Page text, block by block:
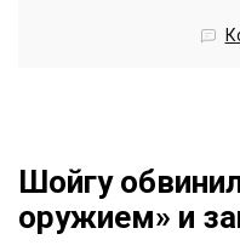
Шойгу
оружием» и